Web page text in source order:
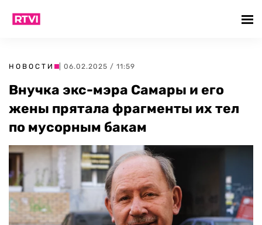
НОВОСТИ | 06.02.2025 / 11:59
Внучка экс-мэра Самары и его
жены прятала фрагменты их тел
по мусорным бакам